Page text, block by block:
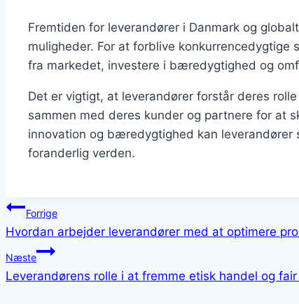
Fremtiden for leverandører i Danmark og
muligheder. For at forblive
fra markedet, investere i bæredygtighed og
Det er vigtigt, at leverandører forstår deres
sammen med deres kunder og partnere for at
innovation og bæredygtighed kan leverandører
foranderlig verden.
Indlægsnavigation
Forrige
Hvordan arbejder leverandører med at optimere
Næste
Leverandørens rolle i at fremme etisk handel og